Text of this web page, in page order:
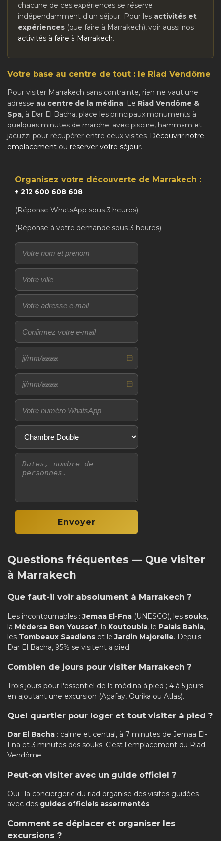
chacune de ces expériences se réserve
indépendamment d'un séjour. Pour les activités et
expériences (que faire à Marrakech), voir aussi nos
activités à faire à Marrakech.
Votre base au centre de tout : le Riad Vendôme
Pour visiter Marrakech sans contrainte, rien ne vaut une
adresse au centre de la médina. Le Riad Vendôme &
Spa, à Dar El Bacha, place les principaux monuments à
quelques minutes de marche, avec piscine, hammam et
jacuzzi pour récupérer entre deux visites. Découvrir notre
emplacement ou réserver votre séjour.
Organisez votre découverte de Marrakech :
+ 212 600 608 608
(Réponse WhatsApp sous 3 heures)
(Réponse à votre demande sous 3 heures)
Questions fréquentes — Que visiter
à Marrakech
Que faut-il voir absolument à Marrakech ?
Les incontournables :Jemaa El-Fna (UNESCO), les souks,
la Médersa Ben Youssef, la Koutoubia, le Palais Bahia,
les Tombeaux Saadiens et leJardin Majorelle. Depuis
Dar El Bacha, 95% se visitent à pied.
Combien de jours pour visiter Marrakech ?
Trois jours pour l'essentiel de la médina à pied ; 4 à 5 jours
en ajoutant une excursion (Agafay, Ourika ou Atlas).
Quel quartier pour loger et tout visiter à pied ?
Dar El Bacha : calme et central, à 7 minutes de Jemaa El-
Fna et 3 minutes des souks. C'est l'emplacement du Riad
Vendôme.
Peut-on visiter avec un guide officiel ?
Oui : la conciergerie du riad organise des visites guidées
avec des guides officiels assermentés.
Comment se déplacer et organiser les
excursions ?